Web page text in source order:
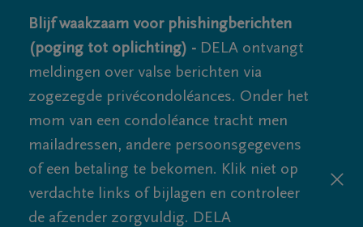
Blijf waakzaam voor phishingberichten
(poging tot oplichting) - DELA ontvangt
meldingen over valse berichten via
zogezegde privécondoléances. Onder het
mom van een condoléance tracht men
mailadressen, andere persoonsgegevens
of een betaling te bekomen. Klik niet op
verdachte links of bijlagen en controleer
de afzender zorgvuldig. DELA